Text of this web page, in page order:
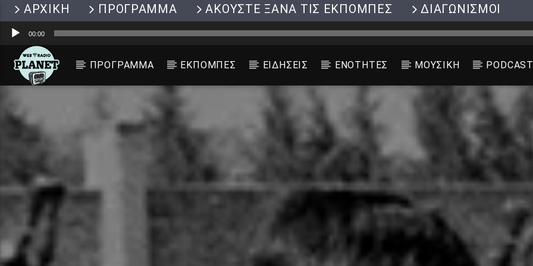
ΑΡΧΙΚΗ ΠΡΟΓΡΑΜΜΑ ΑΚΟΥΣΤΕ ΞΑΝΑ ΤΙΣ ΕΚΠΟΜΠΕΣ ΔΙΑΓΩΝΙΣΜΟΙ
Πρόγραμμα
Ήχου
00:00
ΠΡΟΓΡΑΜΜΑ ΕΚΠΟΜΠΕΣ ΕΙΔΗΣΕΙΣ ΕΝΟΤΗΤΕΣ ΜΟΥΣΙΚΗ